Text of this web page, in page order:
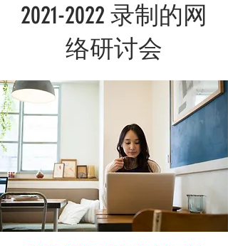
2021-2022 录制的网
络研讨会